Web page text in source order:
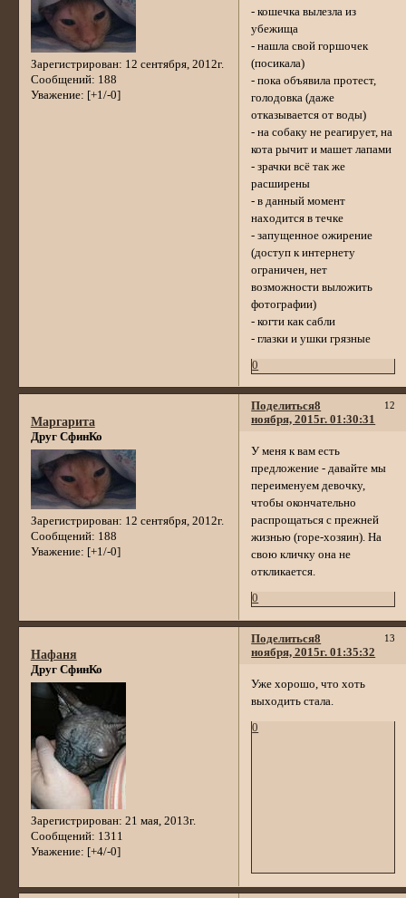
Зарегистрирован: 12 сентября, 2012г.
Сообщений: 188
Уважение: [+1/-0]
- кошечка вылезла из
убежища
- нашла свой горшочек
(посикала)
- пока объявила протест,
голодовка (даже
отказывается от воды)
- на собаку не реагирует, на
кота рычит и машет лапами
- зрачки всё так же
расширены
- в данный момент
находится в течке
- запущенное ожирение
(доступ к интернету
ограничен, нет
возможности выложить
фотографии)
- когти как сабли
- глазки и ушки грязные
0
Поделиться 12
8
ноября, 2015г. 01:30:31
Маргарита
Друг СфинКо
Зарегистрирован: 12 сентября, 2012г.
Сообщений: 188
Уважение: [+1/-0]
У меня к вам есть
предложение - давайте мы
переименуем девочку,
чтобы окончательно
распрощаться с прежней
жизнью (горе-хозяин). На
свою кличку она не
откликается.
0
Поделиться 13
8
ноября, 2015г. 01:35:32
Нафаня
Друг СфинКо
Зарегистрирован: 21 мая, 2013г.
Сообщений: 1311
Уважение: [+4/-0]
Уже хорошо, что хоть
выходить стала.
0